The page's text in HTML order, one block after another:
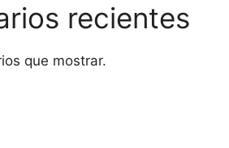
recientes
que mostrar.